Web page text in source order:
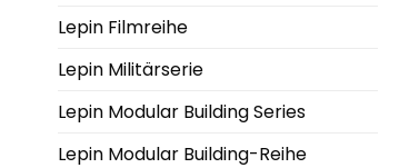
Lepin Filmreihe
Lepin Militärserie
Lepin Modular Building Series
Lepin Modular Building-Reihe